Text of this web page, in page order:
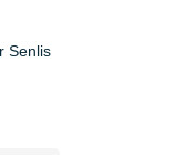
Senlis